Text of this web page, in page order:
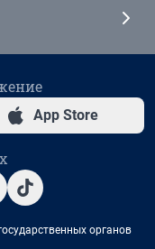
App Store
органов